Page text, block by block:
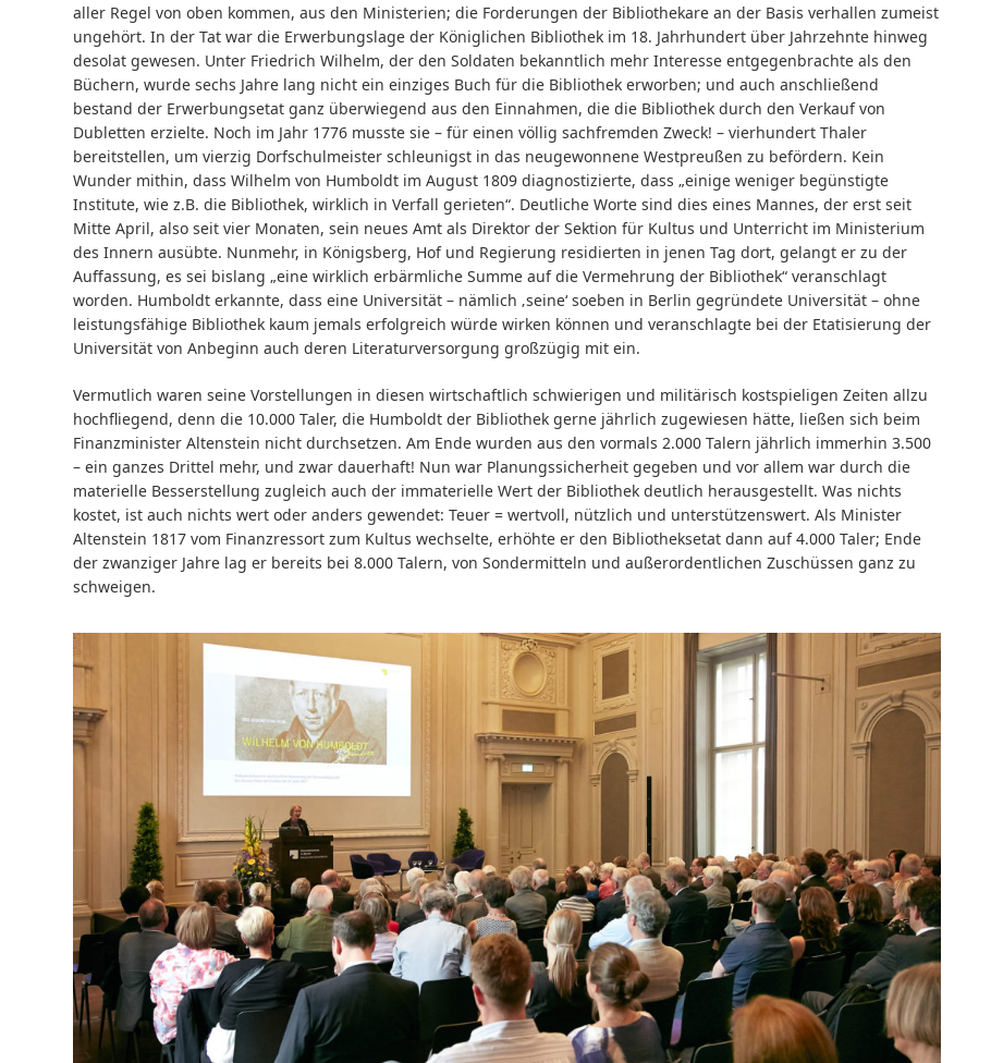
aller Regel von oben kommen, aus den Ministerien; die Forderungen der Bibliothekare an der Basis verhallen zumeist
ungehört. In der Tat war die Erwerbungslage der Königlichen Bibliothek im 18. Jahrhundert über Jahrzehnte hinweg
desolat gewesen. Unter Friedrich Wilhelm, der den Soldaten bekanntlich mehr Interesse entgegenbrachte als den
Büchern, wurde sechs Jahre lang nicht ein einziges Buch für die Bibliothek erworben; und auch anschließend
bestand der Erwerbungsetat ganz überwiegend aus den Einnahmen, die die Bibliothek durch den Verkauf von
Dubletten erzielte. Noch im Jahr 1776 musste sie – für einen völlig sachfremden Zweck! – vierhundert Thaler
bereitstellen, um vierzig Dorfschulmeister schleunigst in das neugewonnene Westpreußen zu befördern. Kein
Wunder mithin, dass Wilhelm von Humboldt im August 1809 diagnostizierte, dass „einige weniger begünstigte
Institute, wie z.B. die Bibliothek, wirklich in Verfall gerieten“. Deutliche Worte sind dies eines Mannes, der erst seit
Mitte April, also seit vier Monaten, sein neues Amt als Direktor der Sektion für Kultus und Unterricht im Ministerium
des Innern ausübte. Nunmehr, in Königsberg, Hof und Regierung residierten in jenen Tag dort, gelangt er zu der
Auffassung, es sei bislang „eine wirklich erbärmliche Summe auf die Vermehrung der Bibliothek“ veranschlagt
worden. Humboldt erkannte, dass eine Universität – nämlich ‚seine‘ soeben in Berlin gegründete Universität – ohne
leistungsfähige Bibliothek kaum jemals erfolgreich würde wirken können und veranschlagte bei der Etatisierung der
Universität von Anbeginn auch deren Literaturversorgung großzügig mit ein.
Vermutlich waren seine Vorstellungen in diesen wirtschaftlich schwierigen und militärisch kostspieligen Zeiten allzu
hochfliegend, denn die 10.000 Taler, die Humboldt der Bibliothek gerne jährlich zugewiesen hätte, ließen sich beim
Finanzminister Altenstein nicht durchsetzen. Am Ende wurden aus den vormals 2.000 Talern jährlich immerhin 3.500
– ein ganzes Drittel mehr, und zwar dauerhaft! Nun war Planungssicherheit gegeben und vor allem war durch die
materielle Besserstellung zugleich auch der immaterielle Wert der Bibliothek deutlich herausgestellt. Was nichts
kostet, ist auch nichts wert oder anders gewendet: Teuer = wertvoll, nützlich und unterstützenswert. Als Minister
Altenstein 1817 vom Finanzressort zum Kultus wechselte, erhöhte er den Bibliotheksetat dann auf 4.000 Taler; Ende
der zwanziger Jahre lag er bereits bei 8.000 Talern, von Sondermitteln und außerordentlichen Zuschüssen ganz zu
schweigen.